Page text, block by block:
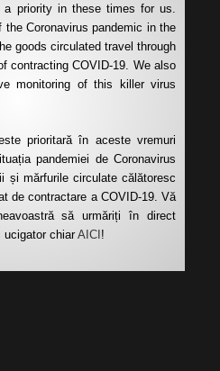
a priority in these times for us.
Coronavirus pandemic in the
goods circulated travel through
contracting COVID-19. We also
monitoring of this killer virus
prioritară în aceste vremuri
pandemiei de Coronavirus
și mărfurile circulate călătoresc
de contractare a COVID-19. Vă
să urmăriți în direct
ucigator chiarAICI!